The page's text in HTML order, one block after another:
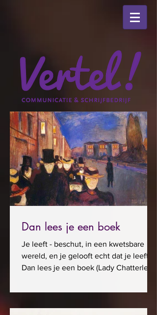
Dan lees je een boek
Je leeft - beschut, in een kwetsbare
wereld, en je gelooft echt dat je leeft.
Dan lees je een boek (Lady Chatterley,